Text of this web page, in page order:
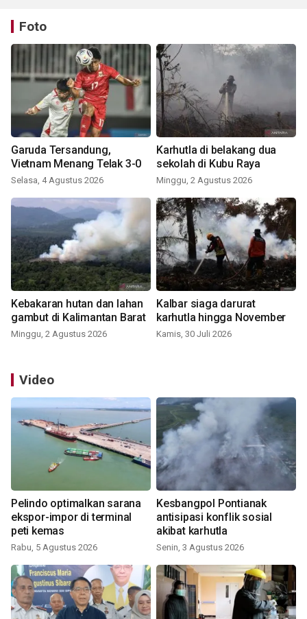
Foto
Garuda Tersandung,
Vietnam Menang Telak 3-0
Selasa, 4 Agustus 2026
Karhutla di belakang dua
sekolah di Kubu Raya
Minggu, 2 Agustus 2026
Kebakaran hutan dan lahan
gambut di Kalimantan Barat
Minggu, 2 Agustus 2026
Kalbar siaga darurat
karhutla hingga November
Kamis, 30 Juli 2026
Video
Pelindo optimalkan sarana
ekspor-impor di terminal
peti kemas
Rabu, 5 Agustus 2026
Kesbangpol Pontianak
antisipasi konflik sosial
akibat karhutla
Senin, 3 Agustus 2026